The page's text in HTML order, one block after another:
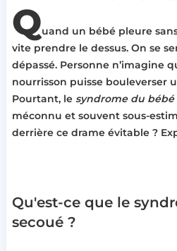
Quand un bébé pleure
vite prendre le dessus. On se
dépassé. Personne n’imagine
nourrisson puisse bouleverser
Pourtant, le syndrome du bébé
méconnu et souvent sous-
derrière ce drame évitable ?
Qu'est-ce que le
secoué ?